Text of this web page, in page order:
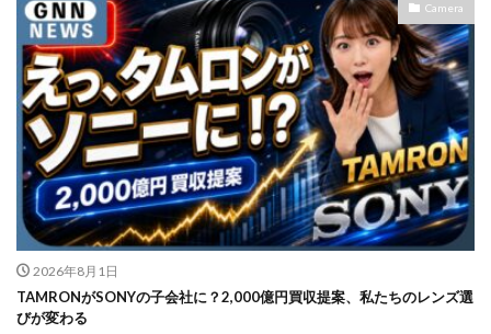
Camera
2026年8月1日
TAMRONがSONYの子会社に？2,000億円買収提案、私たちのレンズ選
びが変わる